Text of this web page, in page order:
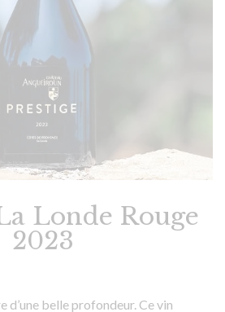
Londe Rouge
2023
d’une belle profondeur. Ce vin